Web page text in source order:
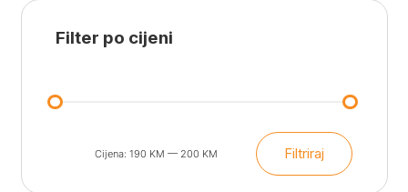
Filter po cijeni
Min
cijena
Maks
cijena
Filtriraj
Cijena: 190 KM — 200 KM